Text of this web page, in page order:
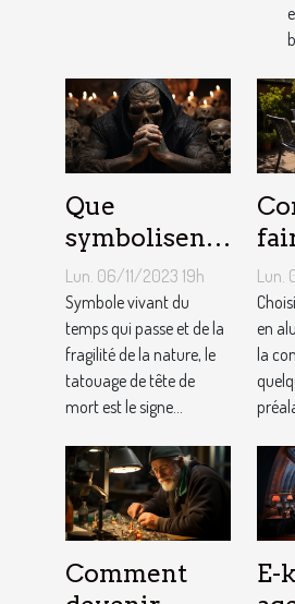
Que
symbolisent
les Tatouages
Têtes de
Mort ?
Lun. 06/11/2023 19h
Symbole vivant du
temps qui passe et de la
fragilité de la nature, le
tatouage de tête de
mort est le signe...
Lun.
en
la
Comment
E-